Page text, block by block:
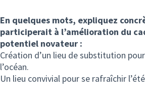
En quelques mots, expliquez
participerait à l’amélioration du
potentiel novateur :
Création d’un lieu de substitution
l’océan.
Un lieu convivial pour se rafraîchir